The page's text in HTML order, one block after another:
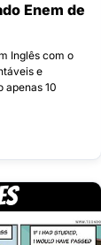
Enem de
Inglês com o
e
apenas 10